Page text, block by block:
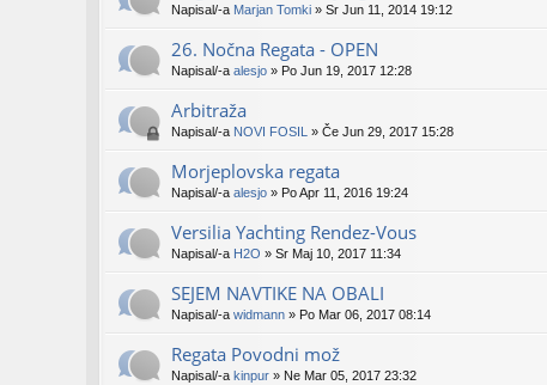
Napisal/-a Marjan Tomki » Sr Jun 11, 2014 19:12
26. Nočna Regata - OPEN
Napisal/-a alesjo » Po Jun 19, 2017 12:28
Arbitraža
Napisal/-a NOVI FOSIL » Če Jun 29, 2017 15:28
Morjeplovska regata
Napisal/-a alesjo » Po Apr 11, 2016 19:24
Versilia Yachting Rendez-Vous
Napisal/-a H2O » Sr Maj 10, 2017 11:34
SEJEM NAVTIKE NA OBALI
Napisal/-a widmann » Po Mar 06, 2017 08:14
Regata Povodni mož
Napisal/-a kinpur » Ne Mar 05, 2017 23:32